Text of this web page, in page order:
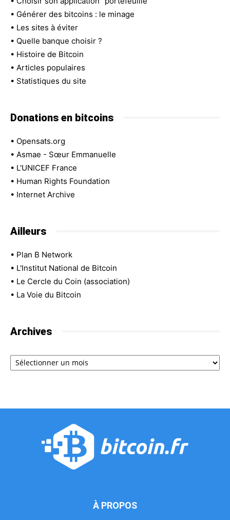
• Générer des bitcoins : le minage
• Les sites à éviter
• Quelle banque choisir ?
• Histoire de Bitcoin
• Articles populaires
• Statistiques du site
Donations en bitcoins
• Opensats.org
• Asmae - Sœur Emmanuelle
• L'UNICEF France
• Human Rights Foundation
• Internet Archive
Ailleurs
• Plan B Network
• L'Institut National de Bitcoin
• Le Cercle du Coin (association)
• La Voie du Bitcoin
Archives
Archives
À PROPOS